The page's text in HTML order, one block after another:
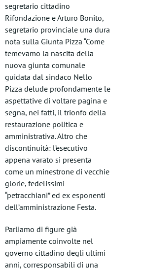
segretario cittadino
Rifondazione e Arturo Bonito,
segretario provinciale una dura
nota sulla Giunta Pizza “Come
temevamo la nascita della
nuova giunta comunale
guidata dal sindaco Nello
Pizza delude profondamente le
aspettative di voltare pagina e
segna, nei fatti, il trionfo della
restaurazione politica e
amministrativa. Altro che
discontinuità: l’esecutivo
appena varato si presenta
come un minestrone di vecchie
glorie, fedelissimi
“petracchiani” ed ex esponenti
dell’amministrazione Festa.
Parliamo di figure già
ampiamente coinvolte nel
governo cittadino degli ultimi
anni, corresponsabili di una